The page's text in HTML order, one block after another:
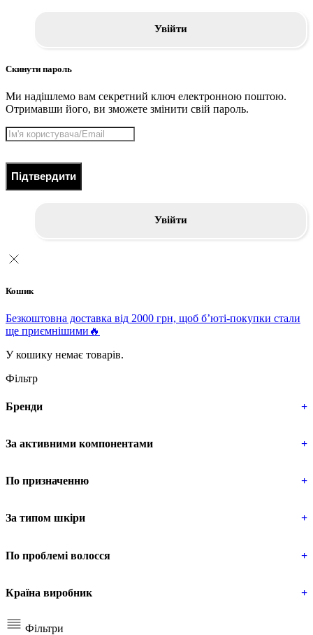
Увійти
Скинути пароль
Ми надішлемо вам секретний ключ електронною поштою.
Отримавши його, ви зможете змінити свій пароль.
Підтвердити
Увійти
Кошик
Безкоштовна доставка від 2000 грн, щоб б’юті-покупки стали
ще приємнішими🔥
У кошику немає товарів.
Фільтр
Бренди +
За активними компонентами +
По призначенню +
За типом шкіри +
По проблемі волосся +
Країна виробник +
Фільтри